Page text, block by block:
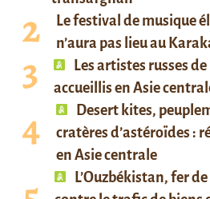
Le festival de musique
n’aura pas lieu au
Les artistes russes
accueillis en Asie
Desert kites,
cratères d’astéroïdes :
en Asie centrale
L’Ouzbékistan, fer